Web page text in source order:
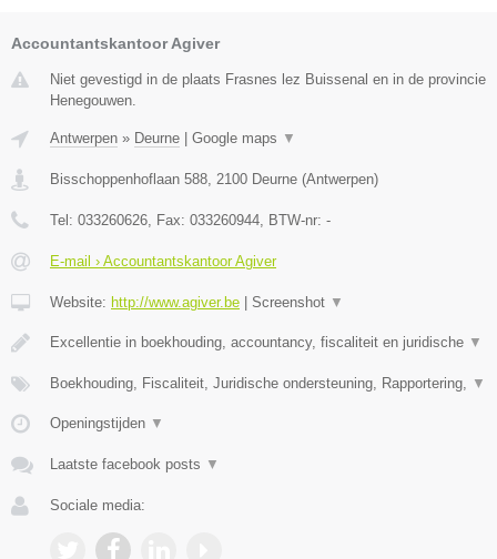
Accountantskantoor Agiver
Niet gevestigd in de plaats Frasnes lez Buissenal en in de provincie
Henegouwen.
Antwerpen » Deurne | Google maps ▼
Bisschoppenhoflaan 588 2100 Deurne (Antwerpen)
Tel: 033260626 , Fax: 033260944 , BTW-nr: -
E-mail › Accountantskantoor Agiver
Website: http://www.agiver.be | Screenshot ▼
Excellentie in boekhouding, accountancy, fiscaliteit en juridische ▼
Boekhouding, Fiscaliteit, Juridische ondersteuning, Rapportering, ▼
Openingstijden ▼
Laatste facebook posts ▼
Sociale media: